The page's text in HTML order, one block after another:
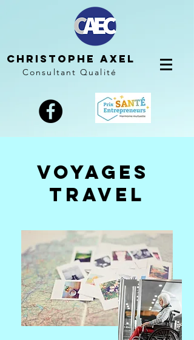
Christophe AXEL
Consultant Qualité
VOYAGES
TRAVEL